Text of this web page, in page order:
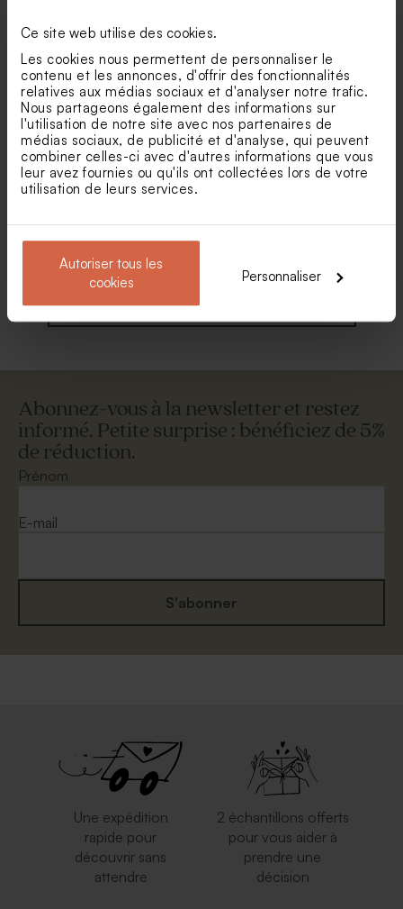
Ce site web utilise des cookies.
Les cookies nous permettent de personnaliser le
contenu et les annonces, d'offrir des fonctionnalités
relatives aux médias sociaux et d'analyser notre trafic.
Nous partageons également des informations sur
l'utilisation de notre site avec nos partenaires de
médias sociaux, de publicité et d'analyse, qui peuvent
combiner celles-ci avec d'autres informations que vous
leur avez fournies ou qu'ils ont collectées lors de votre
utilisation de leurs services.
Autoriser tous les
cookies
Personnaliser
Crayon à papier fête à
personnaliser
Jeu de dominos en bois fête
Pompe à savon vintage &
grande photo
Voir toute la collection Set de table
Abonnez-vous à la newsletter et restez
informé. Petite surprise : bénéficiez de 5%
de réduction.
Prénom
E-mail
S'abonner
Une expédition
rapide pour
découvrir sans
attendre
2 échantillons offerts
pour vous aider à
prendre une
décision